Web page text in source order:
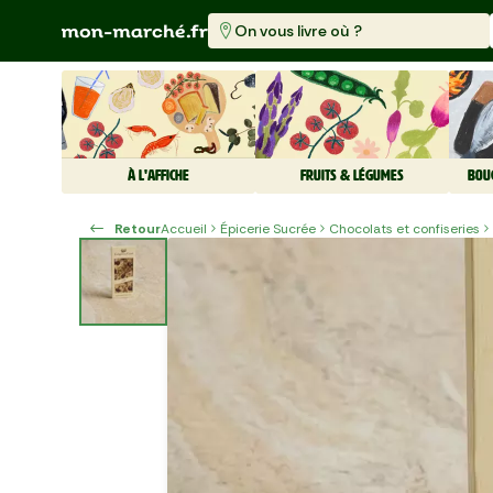
On vous livre où ?
À L'AFFICHE FRUITS & LÉGUMES
RetourAccueil Épicerie Sucrée Chocolats et confiseries